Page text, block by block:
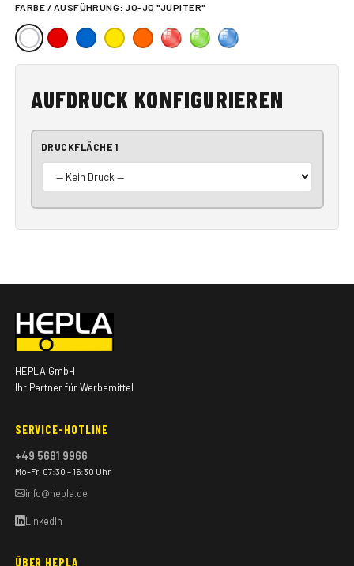
FARBE / AUSFÜHRUNG:JO-JO "JUPITER"
AUFDRUCK KONFIGURIEREN
DRUCKFLÄCHE 1
HEPLA GmbH
Ihr Partner für Werbemittel
SERVICE-HOTLINE
+49 5681 9966
Mo–Fr, 07:30 – 16:30 Uhr
info@hepla.de
LinkedIn
ÜBER HEPLA